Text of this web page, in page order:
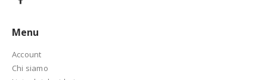
Menu
Account
Chi siamo